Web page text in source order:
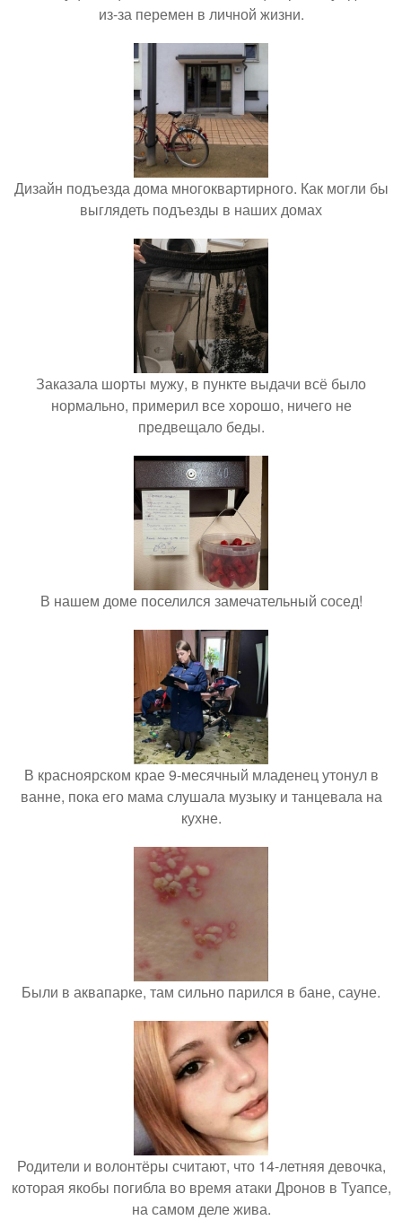
из-за перемен в личной жизни.
Дизайн подъезда дома многоквартирного. Как могли бы
выглядеть подъезды в наших домах
Заказала шорты мужу, в пункте выдачи всё было
нормально, примерил все хорошо, ничего не
предвещало беды.
В нашем доме поселился замечательный сосед!
В красноярском крае 9-месячный младенец утонул в
ванне, пока его мама слушала музыку и танцевала на
кухне.
Были в аквапарке, там сильно парился в бане, сауне.
Родители и волонтёры считают, что 14-летняя девочка,
которая якобы погибла во время атаки Дронов в Туапсе,
на самом деле жива.